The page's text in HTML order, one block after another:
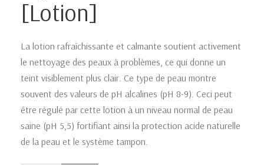
[Lotion]
La lotion rafraîchissante et calmante soutient activement
le nettoyage des peaux à problèmes, ce qui donne un
teint visiblement plus clair. Ce type de peau montre
souvent des valeurs de pH alcalines (pH 8-9). Ceci peut
être régulé par cette lotion à un niveau normal de peau
saine (pH 5,5) fortifiant ainsi la protection acide naturelle
de la peau et le système tampon.